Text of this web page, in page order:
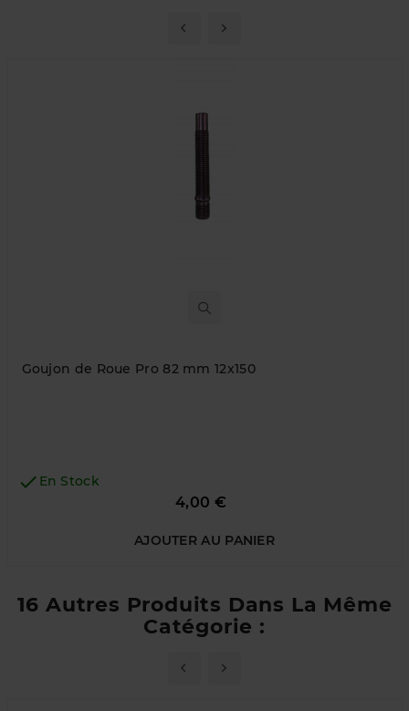
Goujon de Roue Pro 82 mm 12x150
 En Stock
4,00 €
AJOUTER AU PANIER
16 Autres Produits Dans La Même
Catégorie :